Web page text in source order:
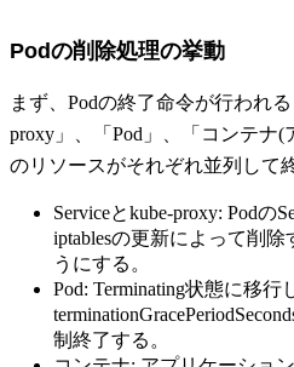
Podの削除処理の挙動
まず、Podの終了命令が行われ
proxy」、「Pod」、「コンテナ
のリソースがそれぞれ並列して
Serviceとkube-proxy: Podの
iptablesの更新によって削
うにする。
Pod: Terminating状態に移行
制終了する。